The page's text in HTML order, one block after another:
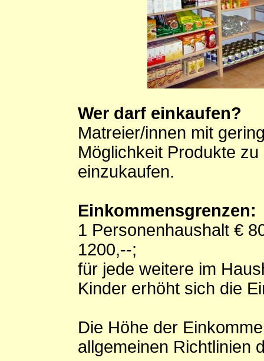
Wer darf einkaufen?
Matreier/innen mit
Möglichkeit Produkte
einzukaufen.
Einkommensgrenzen:
1 Personenhaushalt €
1200,--;
für jede weitere im
Kinder erhöht sich die
Die Höhe der
allgemeinen Richtlinien